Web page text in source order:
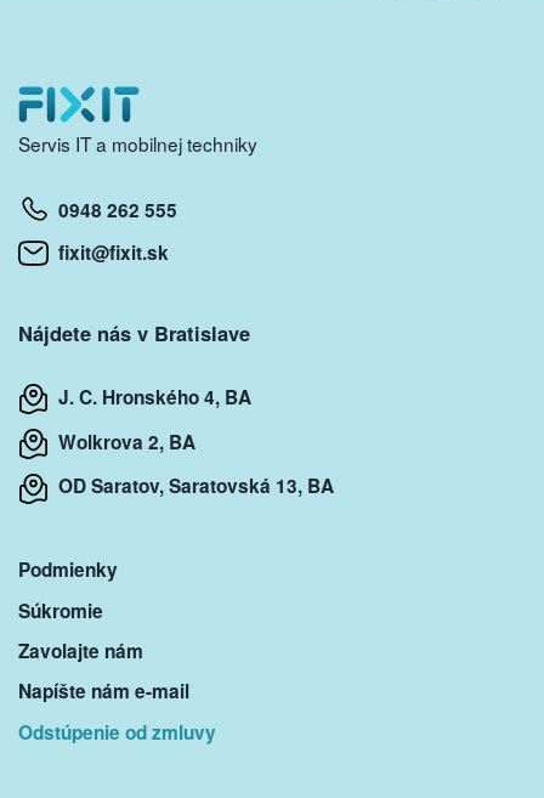
Servis IT a mobilnej techniky
0948 262 555
fixit@fixit.sk
Nájdete nás v Bratislave
J. C. Hronského 4, BA
Wolkrova 2, BA
OD Saratov, Saratovská 13, BA
Podmienky
Súkromie
Zavolajte nám
Napíšte nám e-mail
Odstúpenie od zmluvy